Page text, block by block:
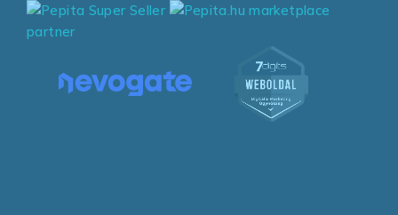
marketplace
partner